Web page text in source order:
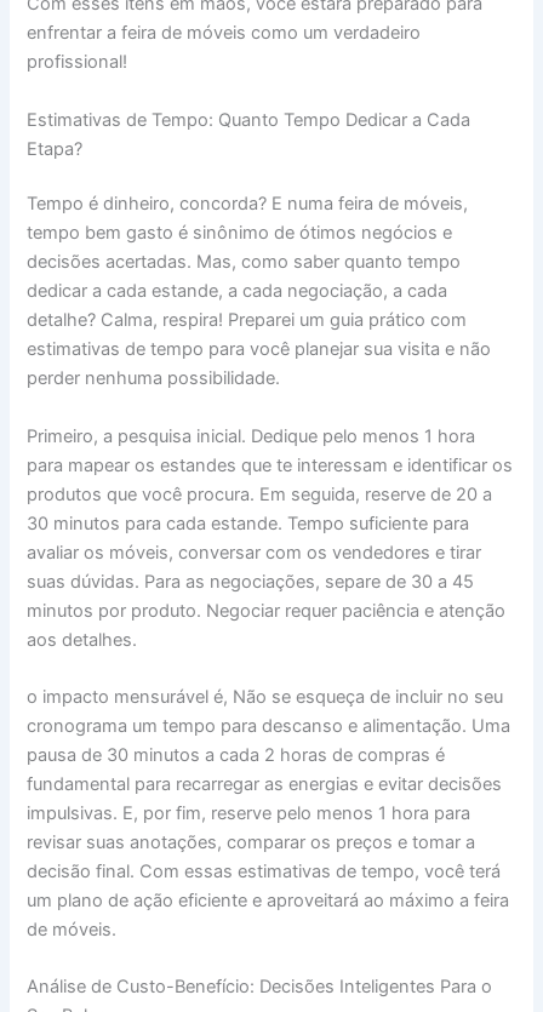
enfrentar a feira de móveis como um verdadeiro
profissional!
Estimativas de Tempo: Quanto Tempo Dedicar a Cada
Etapa?
Tempo é dinheiro, concorda? E numa feira de móveis,
tempo bem gasto é sinônimo de ótimos negócios e
decisões acertadas. Mas, como saber quanto tempo
dedicar a cada estande, a cada negociação, a cada
detalhe? Calma, respira! Preparei um guia prático com
estimativas de tempo para você planejar sua visita e não
perder nenhuma possibilidade.
Primeiro, a pesquisa inicial. Dedique pelo menos 1 hora
para mapear os estandes que te interessam e identificar os
produtos que você procura. Em seguida, reserve de 20 a
30 minutos para cada estande. Tempo suficiente para
avaliar os móveis, conversar com os vendedores e tirar
suas dúvidas. Para as negociações, separe de 30 a 45
minutos por produto. Negociar requer paciência e atenção
aos detalhes.
o impacto mensurável é, Não se esqueça de incluir no seu
cronograma um tempo para descanso e alimentação. Uma
pausa de 30 minutos a cada 2 horas de compras é
fundamental para recarregar as energias e evitar decisões
impulsivas. E, por fim, reserve pelo menos 1 hora para
revisar suas anotações, comparar os preços e tomar a
decisão final. Com essas estimativas de tempo, você terá
um plano de ação eficiente e aproveitará ao máximo a feira
de móveis.
Análise de Custo-Benefício: Decisões Inteligentes Para o